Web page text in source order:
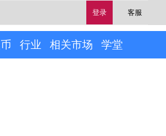
登录 客服
行业 相关市场 学堂